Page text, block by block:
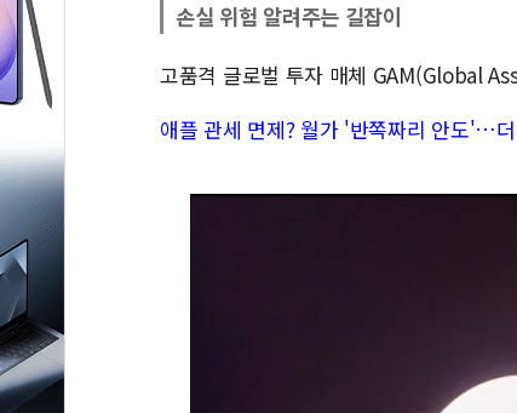
손실 위험 알려주는 길잡이
고품격 글로벌 투자 매체 GAM(Global
애플 관세 면제? 월가 '반쪽짜리 안도'…